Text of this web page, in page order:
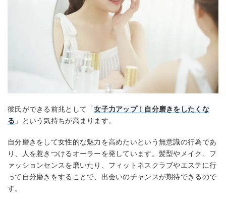
彼氏ができる前兆として「女子力アップ！自分磨きをしたくな
る 」という気持ちが高まります。
自分磨きをして女性的な魅力を高めたいという無意識の行為であ
り、人を惹きつけるオーラーを発しています。髪型やメイク、フ
ァッションセンスを磨いたり、フィットネスクラブやエステに行
って自分磨きをすることで、出会いのチャンスが期待できるので
す。